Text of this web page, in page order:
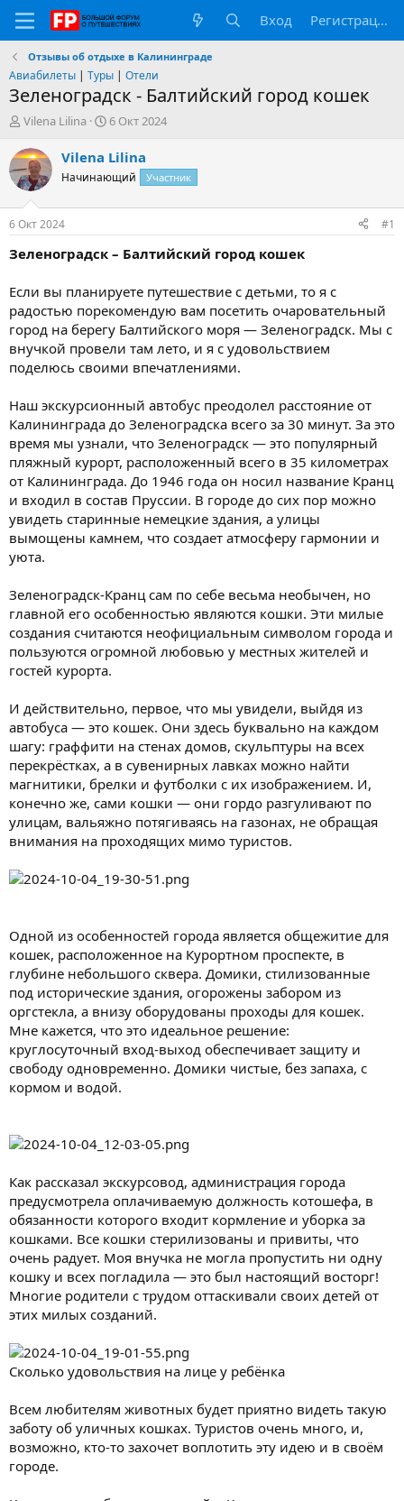
Вход Регистрация
Отзывы об отдыхе в Калининграде
Авиабилеты | Туры | Отели
Зеленоградск - Балтийский город кошек
А
т
о
р
т
е
м
ы
Vilena Lilina
Д
т
н
а
6 Окт 2024
Vilena Lilina
Начинающий Участник
6 Окт 2024 #1
Зеленоградск – Балтийский город кошек
Если вы планируете путешествие с детьми, то я с
радостью порекомендую вам посетить очаровательный
город на берегу Балтийского моря — Зеленоградск. Мы с
внучкой провели там лето, и я с удовольствием
поделюсь своими впечатлениями.
Наш экскурсионный автобус преодолел расстояние от
Калининграда до Зеленоградска всего за 30 минут. За это
время мы узнали, что Зеленоградск — это популярный
пляжный курорт, расположенный всего в 35 километрах
от Калининграда. До 1946 года он носил название Кранц
и входил в состав Пруссии. В городе до сих пор можно
увидеть старинные немецкие здания, а улицы
вымощены камнем, что создает атмосферу гармонии и
уюта.
Зеленоградск-Кранц сам по себе весьма необычен, но
главной его особенностью являются кошки. Эти милые
создания считаются неофициальным символом города и
пользуются огромной любовью у местных жителей и
гостей курорта.
И действительно, первое, что мы увидели, выйдя из
автобуса — это кошек. Они здесь буквально на каждом
шагу: граффити на стенах домов, скульптуры на всех
перекрёстках, а в сувенирных лавках можно найти
магнитики, брелки и футболки с их изображением. И,
конечно же, сами кошки — они гордо разгуливают по
улицам, вальяжно потягиваясь на газонах, не обращая
внимания на проходящих мимо туристов.
Одной из особенностей города является общежитие для
кошек, расположенное на Курортном проспекте, в
глубине небольшого сквера. Домики, стилизованные
под исторические здания, огорожены забором из
оргстекла, а внизу оборудованы проходы для кошек.
Мне кажется, что это идеальное решение:
круглосуточный вход-выход обеспечивает защиту и
свободу одновременно. Домики чистые, без запаха, с
кормом и водой.
Как рассказал экскурсовод, администрация города
предусмотрела оплачиваемую должность котошефа, в
обязанности которого входит кормление и уборка за
кошками. Все кошки стерилизованы и привиты, что
очень радует. Моя внучка не могла пропустить ни одну
кошку и всех погладила — это был настоящий восторг!
Многие родители с трудом оттаскивали своих детей от
этих милых созданий.
Сколько удовольствия на лице у ребёнка
Всем любителям животных будет приятно видеть такую
заботу об уличных кошках. Туристов очень много, и,
возможно, кто-то захочет воплотить эту идею и в своём
городе.